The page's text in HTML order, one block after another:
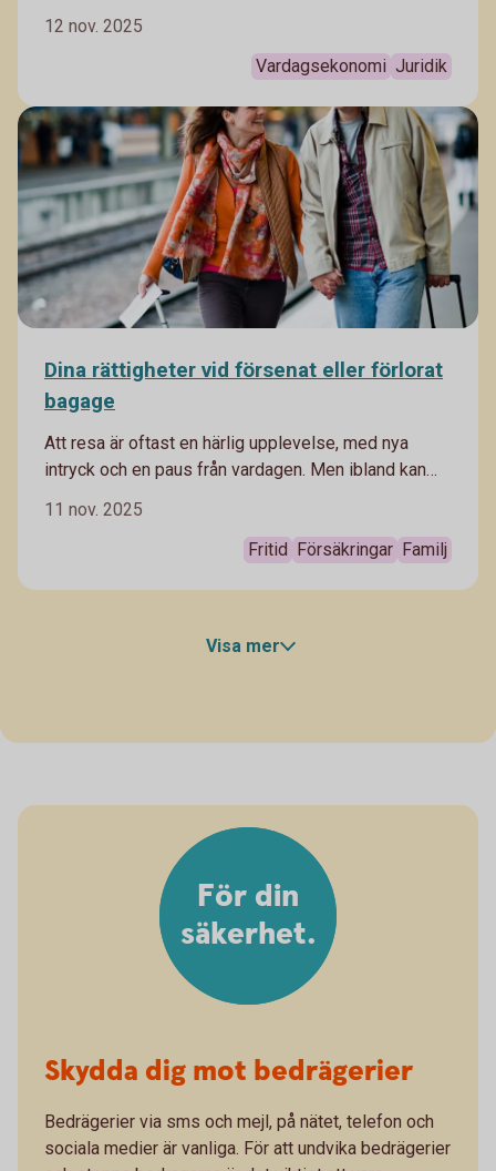
privatjuridiska områdena som är viktiga att känna till.
12 nov. 2025
Vardagsekonomi Juridik
Dina rättigheter vid försenat eller förlorat
bagage
Att resa är oftast en härlig upplevelse, med nya
intryck och en paus från vardagen. Men ibland kan
inte åker samma väg som man själv. I bästa fall löser
det sig snabbt – men ibland kan det påverka hela
11 nov. 2025
Fritid Försäkringar Familj
Visa mer
För din
säkerhet.
Skydda dig mot bedrägerier
Bedrägerier via sms och mejl, på nätet, telefon och
sociala medier är vanliga. För att undvika bedrägerier